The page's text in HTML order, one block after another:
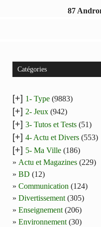
87
Catégories
[+] 1- Type (9883)
[+] 2- Jeux (942)
[+] 3- Tutos et Tests (51)
[+] 4- Actu et Divers (553)
[+] 5- Ma Ville (186)
Actu et Magazines (229)
BD (12)
Communication (124)
Divertissement (305)
Enseignement (206)
Environnement (30)